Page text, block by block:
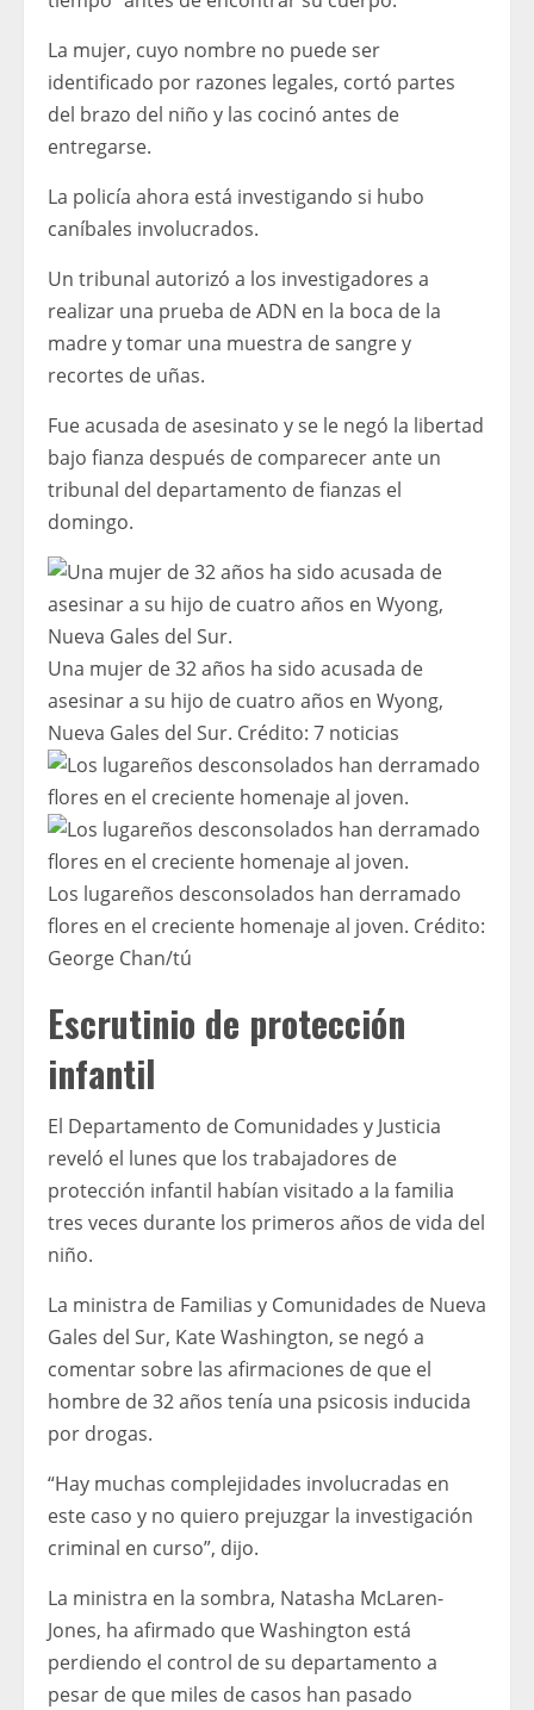
La mujer, cuyo nombre no puede ser
identificado por razones legales, cortó partes
del brazo del niño y las cocinó antes de
entregarse.
La policía ahora está investigando si hubo
caníbales involucrados.
Un tribunal autorizó a los investigadores a
realizar una prueba de ADN en la boca de la
madre y tomar una muestra de sangre y
recortes de uñas.
Fue acusada de asesinato y se le negó la libertad
bajo fianza después de comparecer ante un
tribunal del departamento de fianzas el
domingo.
Una mujer de 32 años ha sido acusada de
asesinar a su hijo de cuatro años en Wyong,
Nueva Gales del Sur. Crédito: 7 noticias
Los lugareños desconsolados han derramado
flores en el creciente homenaje al joven. Crédito:
George Chan/tú
Escrutinio de protección
infantil
El Departamento de Comunidades y Justicia
reveló el lunes que los trabajadores de
protección infantil habían visitado a la familia
tres veces durante los primeros años de vida del
niño.
La ministra de Familias y Comunidades de Nueva
Gales del Sur, Kate Washington, se negó a
comentar sobre las afirmaciones de que el
hombre de 32 años tenía una psicosis inducida
por drogas.
“Hay muchas complejidades involucradas en
este caso y no quiero prejuzgar la investigación
criminal en curso”, dijo.
La ministra en la sombra, Natasha McLaren-
Jones, ha afirmado que Washington está
perdiendo el control de su departamento a
pesar de que miles de casos han pasado